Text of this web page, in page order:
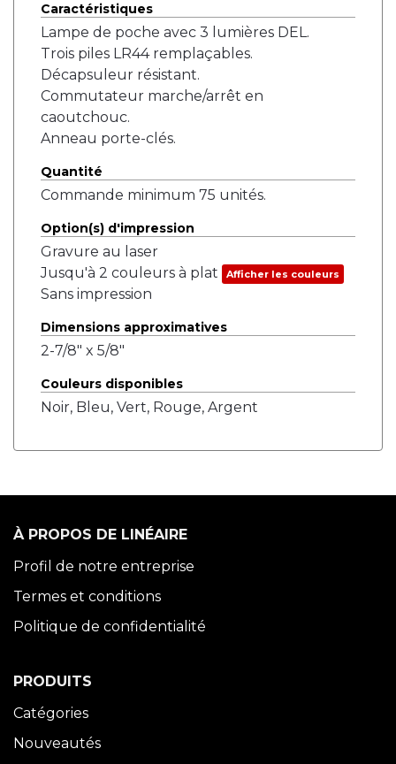
Caractéristiques
Lampe de poche avec 3 lumières DEL.
Trois piles LR44 remplaçables.
Décapsuleur résistant.
Commutateur marche/arrêt en
caoutchouc.
Anneau porte-clés.
Quantité
Commande minimum 75 unités.
Option(s) d'impression
Gravure au laser
Jusqu'à 2 couleurs à plat
Afficher les couleurs
Sans impression
Dimensions approximatives
2-7/8" x 5/8"
Couleurs disponibles
Noir, Bleu, Vert, Rouge, Argent
À PROPOS DE LINÉAIRE
Profil de notre entreprise
Termes et conditions
Politique de confidentialité
PRODUITS
Catégories
Nouveautés